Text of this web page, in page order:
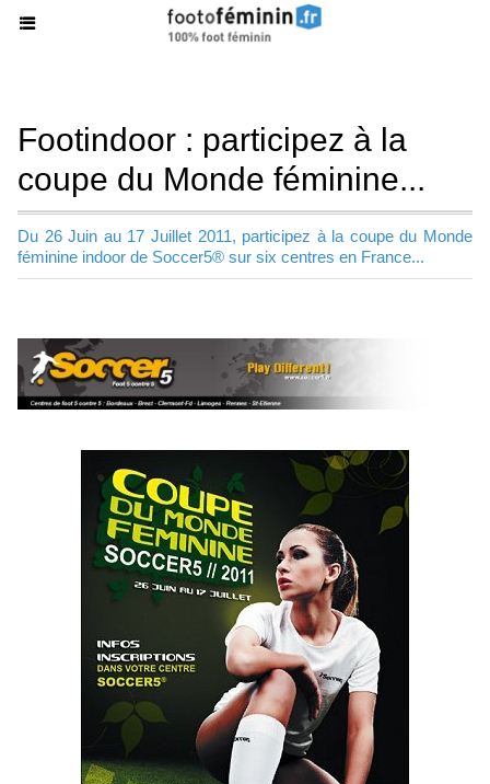
Footindoor : participez à la
coupe du Monde féminine...
Du 26 Juin au 17 Juillet 2011, participez à la coupe du Monde
féminine indoor de Soccer5® sur six centres en France...